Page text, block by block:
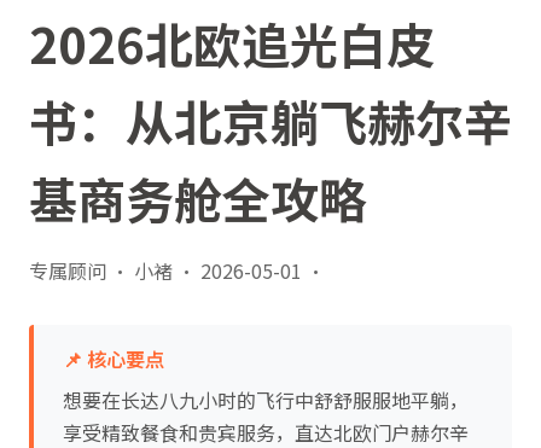
2026北欧追光白皮
书：从北京躺飞赫尔辛
基商务舱全攻略
专属顾问 · 小褚 · 2026-05-01 ·
📌 核心要点
想要在长达八九小时的飞行中舒舒服服地平躺，
享受精致餐食和贵宾服务，直达北欧门户赫尔辛